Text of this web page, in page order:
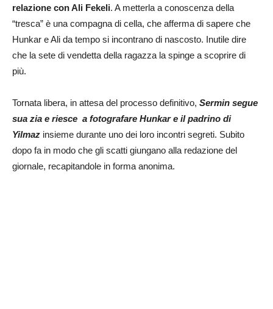
relazione con Ali Fekeli. A metterla a conoscenza della
“tresca” è una compagna di cella, che afferma di sapere che
Hunkar e Ali da tempo si incontrano di nascosto. Inutile dire
che la sete di vendetta della ragazza la spinge a scoprire di
più.
Tornata libera, in attesa del processo definitivo, Sermin segue
sua zia e riesce a fotografare Hunkar e il padrino di
Yilmaz insieme durante uno dei loro incontri segreti. Subito
dopo fa in modo che gli scatti giungano alla redazione del
giornale, recapitandole in forma anonima.